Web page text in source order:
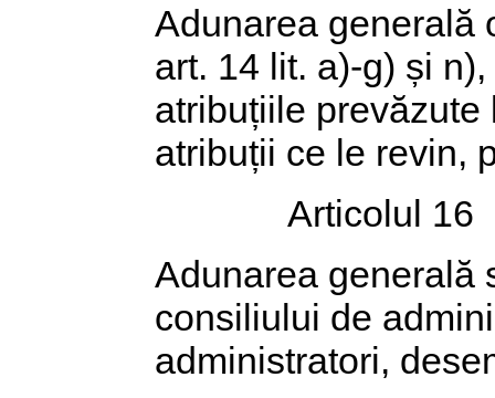
Adunarea generală
art. 14 lit. a)-g) și
atribuțiile
atribuții ce le revin,
Articolul 16
Adunarea generală
consiliului de
administratori,